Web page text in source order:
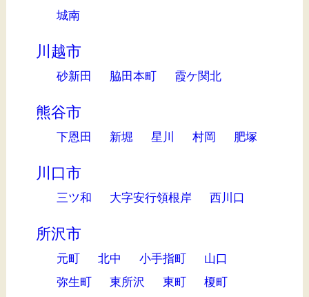
城南
川越市
砂新田 脇田本町 霞ケ関北
熊谷市
下恩田 新堀 星川 村岡 肥塚
川口市
三ツ和 大字安行領根岸 西川口
所沢市
元町 北中 小手指町
山口
弥生町
東所沢 東町
榎町